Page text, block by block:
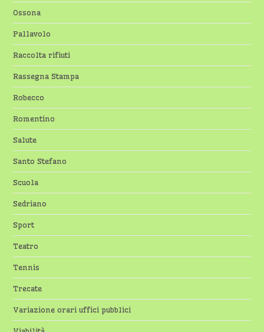
Ossona
Pallavolo
Raccolta rifiuti
Rassegna Stampa
Robecco
Romentino
Salute
Santo Stefano
Scuola
Sedriano
Sport
Teatro
Tennis
Trecate
Variazione orari uffici pubblici